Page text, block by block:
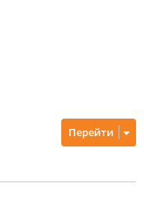
Перейти